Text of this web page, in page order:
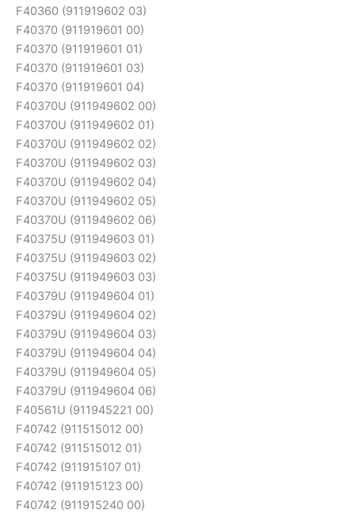
F40360 (911919602 03)
F40370 (911919601 00)
F40370 (911919601 01)
F40370 (911919601 03)
F40370 (911919601 04)
F40370U (911949602 00)
F40370U (911949602 01)
F40370U (911949602 02)
F40370U (911949602 03)
F40370U (911949602 04)
F40370U (911949602 05)
F40370U (911949602 06)
F40375U (911949603 01)
F40375U (911949603 02)
F40375U (911949603 03)
F40379U (911949604 01)
F40379U (911949604 02)
F40379U (911949604 03)
F40379U (911949604 04)
F40379U (911949604 05)
F40379U (911949604 06)
F40561U (911945221 00)
F40742 (911515012 00)
F40742 (911515012 01)
F40742 (911915107 01)
F40742 (911915123 00)
F40742 (911915240 00)